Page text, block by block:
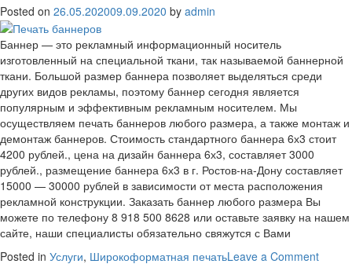
Posted on 26.05.202009.09.2020 by admin
Баннер — это рекламный информационный носитель
изготовленный на специальной ткани, так называемой баннерной
ткани. Большой размер баннера позволяет выделяться среди
других видов рекламы, поэтому баннер сегодня является
популярным и эффективным рекламным носителем. Мы
осуществляем печать баннеров любого размера, а также монтаж и
демонтаж баннеров. Стоимость стандартного баннера 6х3 стоит
4200 рублей., цена на дизайн баннера 6х3, составляет 3000
рублей., размещение баннера 6х3 в г. Ростов-на-Дону составляет
15000 — 30000 рублей в зависимости от места расположения
рекламной конструкции. Заказать баннер любого размера Вы
можете по телефону 8 918 500 8628 или оставьте заявку на нашем
сайте, наши специалисты обязательно свяжутся с Вами
Posted in Услуги, Широкоформатная печатьLeave a Commenton